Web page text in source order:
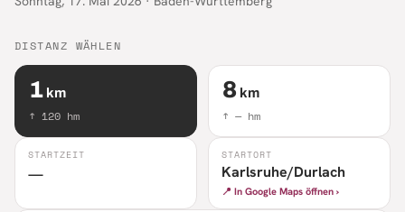
STARTZEIT
—
STARTORT
Karlsruhe/Durlach
📍 In Google Maps öffnen ›
DISTANZ WÄHLEN
1 km
↑ 120 hm
8 km
↑ —hm